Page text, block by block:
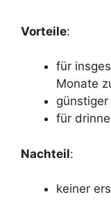
Vorteile:
für
Monate
für
Nachteil:
keiner